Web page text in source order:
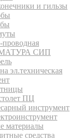
и гильзы
проводная
СИП
эл.техническая
ПЦ
инструмент
материалы
средства